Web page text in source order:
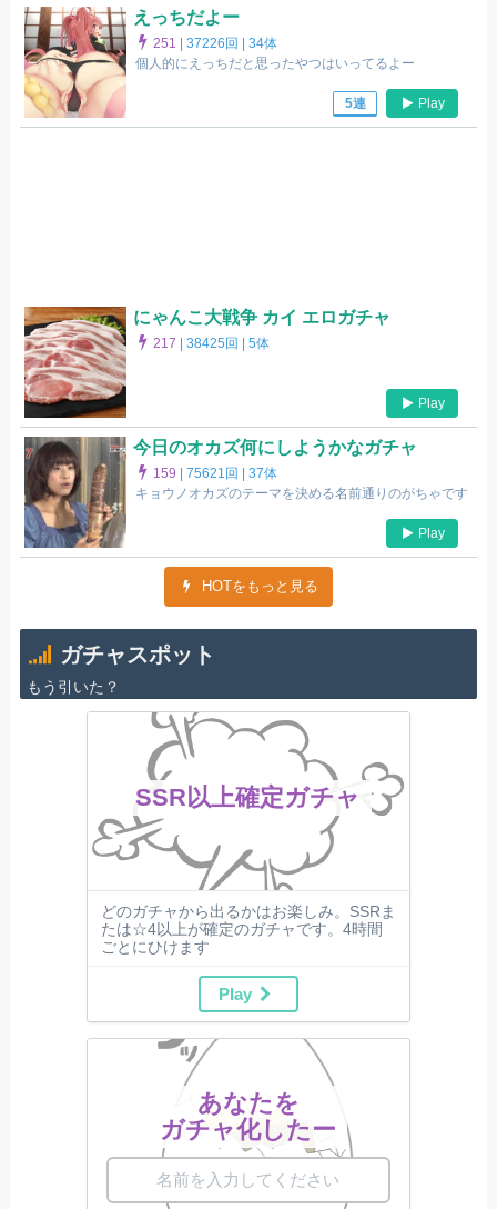
えっちだよー
251 |37226回 |34体
個人的にえっちだと思ったやつはいってるよー
5連 Play
にゃんこ大戦争 カイ エロガチャ
217 |38425回 |5体
Play
今日のオカズ何にしようかなガチャ
159 |75621回 |37体
キョウノオカズのテーマを決める名前通りのがちゃです
Play
HOTをもっと見る
ガチャスポット
もう引いた？
SSR以上確定ガチャ
どのガチャから出るかはお楽しみ。SSRま
たは☆4以上が確定のガチャです。4時間
ごとにひけます
Play
あなたを
ガチャ化したー